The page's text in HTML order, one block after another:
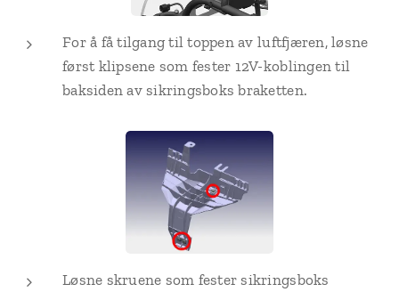
For å få tilgang til toppen av luftfjæren, løsne
først klipsene som fester 12V-koblingen til
baksiden av sikringsboks braketten.
Løsne skruene som fester sikringsboks